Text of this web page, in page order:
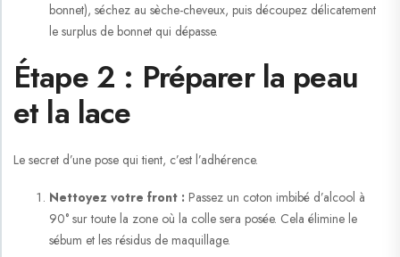
bonnet), séchez au sèche-cheveux, puis découpez délicatement
le surplus de bonnet qui dépasse.
Étape 2 : Préparer la peau
et la lace
Le secret d’une pose qui tient, c’est l’adhérence.
Nettoyez votre front : Passez un coton imbibé d’alcool à
90° sur toute la zone où la colle sera posée. Cela élimine le
sébum et les résidus de maquillage.